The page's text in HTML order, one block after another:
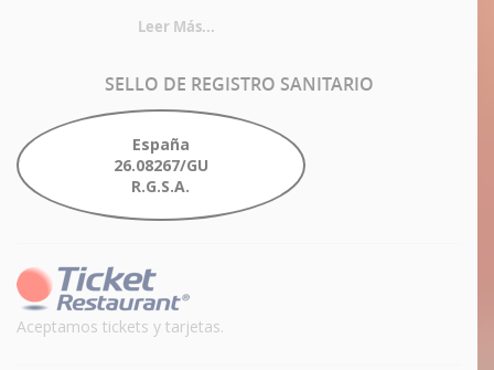
Leer Más...
SELLO DE REGISTRO SANITARIO
España
26.08267/GU
R.G.S.A.
Aceptamos tickets y tarjetas.